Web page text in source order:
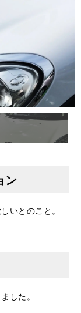
ン
いとのこと。
した。